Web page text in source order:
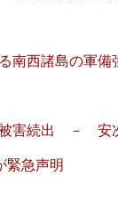
の軍備強
富浩さ
緊急声明